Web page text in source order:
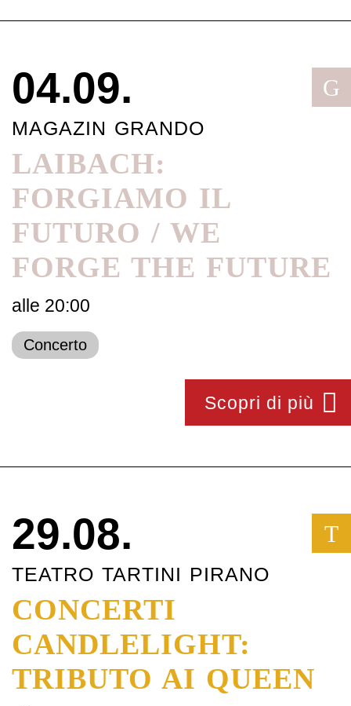
04.09. G
MAGAZIN GRANDO
LAIBACH:
FORGIAMO IL
FUTURO / WE
FORGE THE FUTURE
alle 20:00
Concerto
Scopri di più
29.08. T
TEATRO TARTINI PIRANO
CONCERTI
CANDLELIGHT:
TRIBUTO AI QUEEN